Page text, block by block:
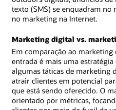
texto (SMS) se enquadram
no marketing na Internet.
Marketing digital vs.
Em comparação ao
entrada é mais uma
algumas táticas de marketing
atrair clientes em potencial
que está sendo oferecido. O
orientado por métricas,